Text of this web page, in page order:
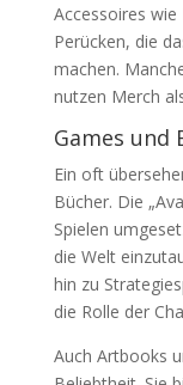
Accessoires
Perücken, die
machen.
nutzen Merch
Games und
Ein oft
Bücher. Die
Spielen
die Welt
hin zu
die Rolle der
Auch Artbooks